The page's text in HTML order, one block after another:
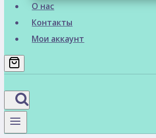
О нас
Контакты
Мои аккаунт